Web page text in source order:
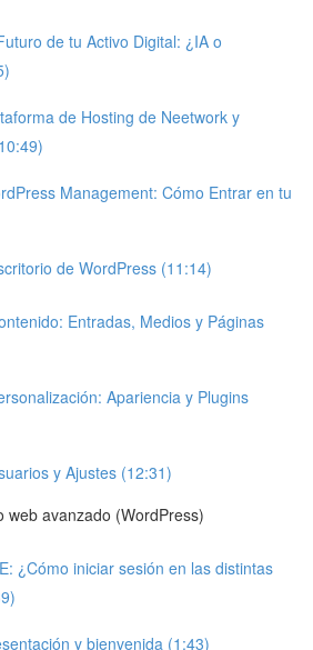
de tu Activo Digital: ¿IA o
de Hosting de Neetwork y
Management: Cómo Entrar en tu
de WordPress (11:14)
Entradas, Medios y Páginas
Apariencia y Plugins
y Ajustes (12:31)
web avanzado (WordPress)
¿Cómo iniciar sesión en las distintas
y bienvenida (1:43)